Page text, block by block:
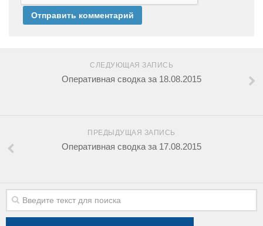
СЛЕДУЮЩАЯ ЗАПИСЬ
Оперативная сводка за 18.08.2015
ПРЕДЫДУЩАЯ ЗАПИСЬ
Оперативная сводка за 17.08.2015